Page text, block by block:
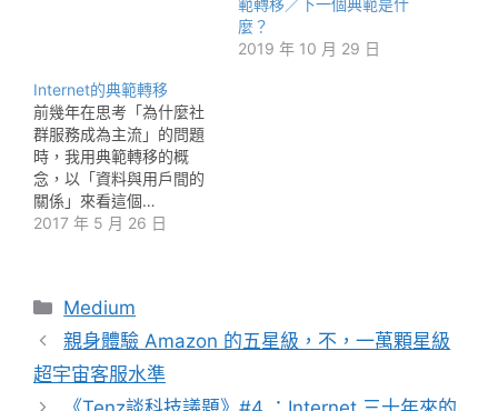
麼？
2019 年 10 月 29 日
Internet的典範轉移
前幾年在思考「為什麼社
群服務成為主流」的問題
時，我用典範轉移的概
念，以「資料與用戶間的
關係」來看這個…
2017 年 5 月 26 日
分
類
Medium
親身體驗 Amazon 的五星級，不，一萬顆星級
超宇宙客服水準